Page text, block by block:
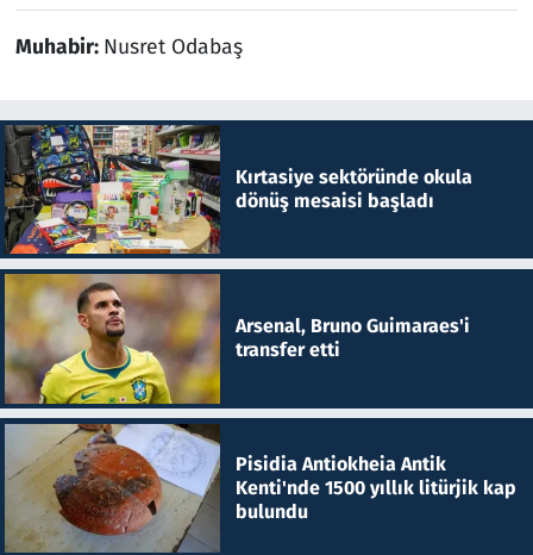
Muhabir: Nusret Odabaş
Kırtasiye sektöründe okula
dönüş mesaisi başladı
Arsenal, Bruno Guimaraes'i
transfer etti
Pisidia Antiokheia Antik
Kenti'nde 1500 yıllık litürjik kap
bulundu